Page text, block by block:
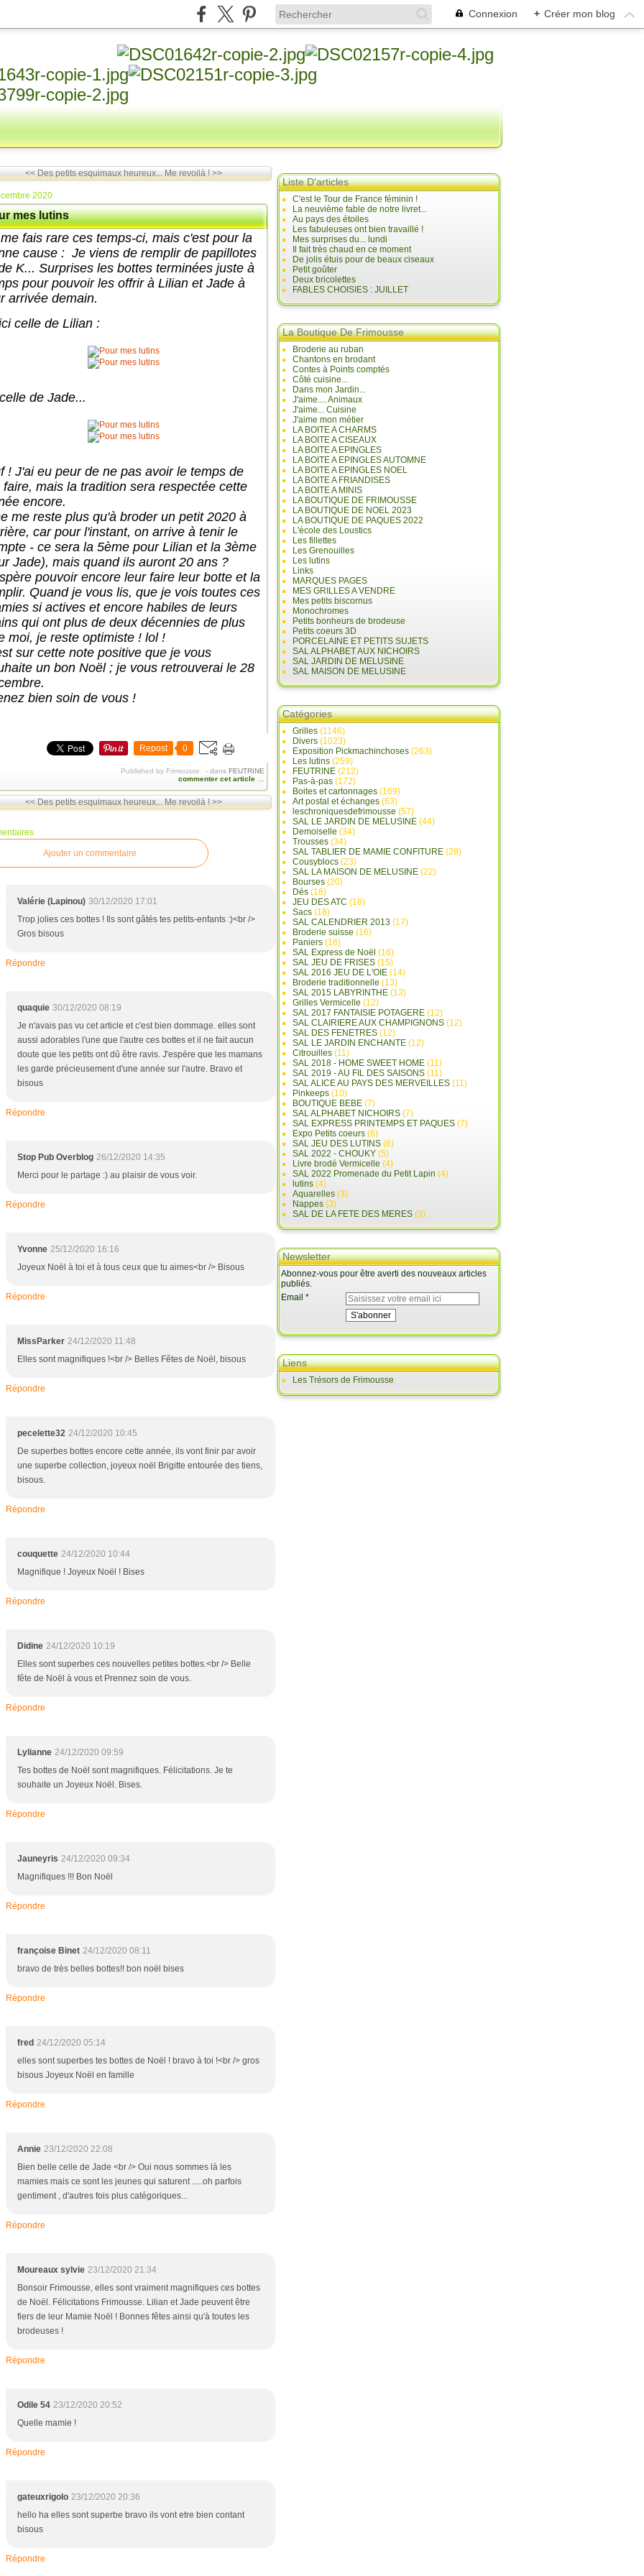
Connexion + Créer mon blog
<< Des petits esquimaux heureux... Me revoilà ! >>
2020
mes lutins
fais rare ces temps-ci, mais c'est pour la
cause : Je viens de remplir de papillotes
K... Surprises les bottes terminées juste à
pour pouvoir les offrir à Lilian et Jade à
arrivée demain.
celle de Lilian :
de Jade...
! J'ai eu peur de ne pas avoir le temps de
faire, mais la tradition sera respectée cette
encore.
me reste plus qu'à broder un petit 2020 à
car pour l'instant, on arrive à tenir le
- ce sera la 5ème pour Lilian et la 3ème
Jade), mais quand ils auront 20 ans ?
pouvoir encore leur faire leur botte et la
Quand je vous lis, que je vois toutes ces
si actives et encore habiles de leurs
qui ont plus de deux décennies de plus
moi, je reste optimiste ! lol !
sur cette note positive que je vous
un bon Noël ; je vous retrouverai le 28
bien soin de vous !
Repost 0
Published by Frimousse - dans FEUTRINE
commenter cet article
<< Des petits esquimaux heureux... Me revoilà ! >>
Ajouter un commentaire
Valérie (Lapinou) 30/12/2020 17:01
Trop jolies ces bottes ! Ils sont gâtés tes petits-enfants :)<br />
Gros bisous
Répondre
quaquie 30/12/2020 08:19
Je n'avais pas vu cet article et c'est bien dommage. elles sont
aussi adorables l'une que l'autre ces bottes et il ne fait aucun
doute que les petits ont dû être ravis. J'espère que les mamans
les garde précieusement d'une année sur l'autre. Bravo et
bisous
Répondre
Stop Pub Overblog 26/12/2020 14:35
Merci pour le partage :) au plaisir de vous voir.
Répondre
Yvonne 25/12/2020 16:16
Joyeux Noël à toi et à tous ceux que tu aimes<br /> Bisous
Répondre
MissParker 24/12/2020 11:48
Elles sont magnifiques !<br /> Belles Fêtes de Noël, bisous
Répondre
pecelette32 24/12/2020 10:45
De superbes bottes encore cette année, ils vont finir par avoir
une superbe collection, joyeux noël Brigitte entourée des tiens,
bisous.
Répondre
couquette 24/12/2020 10:44
Magnifique ! Joyeux Noël ! Bises
Répondre
Didine 24/12/2020 10:19
Elles sont superbes ces nouvelles petites bottes.<br /> Belle
fête de Noēl à vous et Prennez soin de vous.
Répondre
Lylianne 24/12/2020 09:59
Tes bottes de Noël sont magnifiques. Félicitations. Je te
souhaite un Joyeux Noël. Bises.
Répondre
Jauneyris 24/12/2020 09:34
Magnifiques !!! Bon Noël
Répondre
françoise Binet 24/12/2020 08:11
bravo de très belles bottes!! bon noël bises
Répondre
fred 24/12/2020 05:14
elles sont superbes tes bottes de Noël ! bravo à toi !<br /> gros
bisous Joyeux Noël en famille
Répondre
Annie 23/12/2020 22:08
Bien belle celle de Jade <br /> Oui nous sommes là les
mamies mais ce sont les jeunes qui saturent .....oh parfois
gentiment , d'autres fois plus catégoriques...
Répondre
Moureaux sylvie 23/12/2020 21:34
Bonsoir Frimousse, elles sont vraiment magnifiques ces bottes
de Noël. Félicitations Frimousse. Lilian et Jade peuvent être
fiers de leur Mamie Noël ! Bonnes fêtes ainsi qu'à toutes les
brodeuses !
Répondre
Odile 54 23/12/2020 20:52
Quelle mamie !
Répondre
gateuxrigolo 23/12/2020 20:36
hello ha elles sont superbe bravo ils vont etre bien contant
bisous
Répondre
Liste D'articles
C'est le Tour de France féminin !
La neuvième fable de notre livret...
Au pays des étoiles
Les fabuleuses ont bien travaillé !
Mes surprises du... lundi
Il fait très chaud en ce moment
De jolis étuis pour de beaux ciseaux
Petit goûter
Deux bricolettes
FABLES CHOISIES : JUILLET
La Boutique De Frimousse
Broderie au ruban
Chantons en brodant
Contes à Points comptés
Côté cuisine...
Dans mon Jardin...
J'aime.... Animaux
J'aime... Cuisine
J'aime mon métier
LA BOITE A CHARMS
LA BOITE A CISEAUX
LA BOITE A EPINGLES
LA BOITE A EPINGLES AUTOMNE
LA BOITE A EPINGLES NOEL
LA BOITE A FRIANDISES
LA BOITE A MINIS
LA BOUTIQUE DE FRIMOUSSE
LA BOUTIQUE DE NOEL 2023
LA BOUTIQUE DE PAQUES 2022
L'école des Loustics
Les fillettes
Les Grenouilles
Les lutins
Links
MARQUES PAGES
MES GRILLES A VENDRE
Mes petits biscornus
Monochromes
Petits bonheurs de brodeuse
Petits coeurs 3D
PORCELAINE ET PETITS SUJETS
SAL ALPHABET AUX NICHOIRS
SAL JARDIN DE MELUSINE
SAL MAISON DE MELUSINE
Catégories
Grilles (1146)
Divers (1023)
Exposition Pickmachinchoses (263)
Les lutins (259)
FEUTRINE (212)
Pas-à-pas (172)
Boites et cartonnages (169)
Art postal et échanges (63)
leschroniquesdefrimousse (57)
SAL LE JARDIN DE MELUSINE (44)
Demoiselle (34)
Trousses (34)
SAL TABLIER DE MAMIE CONFITURE (28)
Cousyblocs (23)
SAL LA MAISON DE MELUSINE (22)
Bourses (20)
Dés (18)
JEU DES ATC (18)
Sacs (18)
SAL CALENDRIER 2013 (17)
Broderie suisse (16)
Paniers (16)
SAL Express de Noël (16)
SAL JEU DE FRISES (15)
SAL 2016 JEU DE L'OIE (14)
Broderie traditionnelle (13)
SAL 2015 LABYRINTHE (13)
Grilles Vermicelle (12)
SAL 2017 FANTAISIE POTAGERE (12)
SAL CLAIRIERE AUX CHAMPIGNONS (12)
SAL DES FENETRES (12)
SAL LE JARDIN ENCHANTE (12)
Citrouilles (11)
SAL 2018 - HOME SWEET HOME (11)
SAL 2019 - AU FIL DES SAISONS (11)
SAL ALICE AU PAYS DES MERVEILLES (11)
Pinkeeps (10)
BOUTIQUE BEBE (7)
SAL ALPHABET NICHOIRS (7)
SAL EXPRESS PRINTEMPS ET PAQUES (7)
Expo Petits coeurs (6)
SAL JEU DES LUTINS (6)
SAL 2022 - CHOUKY (5)
Livre brodé Vermicelle (4)
SAL 2022 Promenade du Petit Lapin (4)
lutins (4)
Aquarelles (3)
Nappes (3)
SAL DE LA FETE DES MERES (3)
Newsletter
Abonnez-vous pour être averti des nouveaux articles
publiés.
Email
Liens
Les Trésors de Frimousse